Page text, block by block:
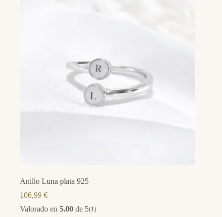
Anillo Luna plata 925
106,99 €
Valorado en 5.00 de 5(1)